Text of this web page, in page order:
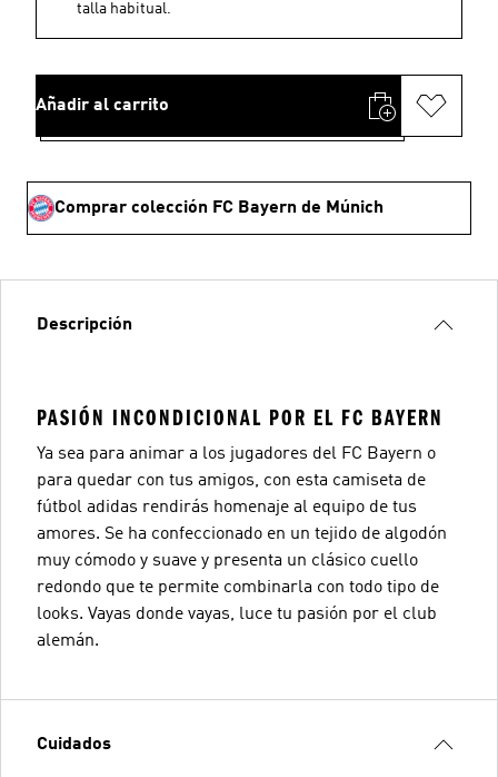
talla habitual.
Añadir al carrito
Comprar colección FC Bayern de Múnich
Descripción
PASIÓN INCONDICIONAL POR EL FC BAYERN
Ya sea para animar a los jugadores del FC Bayern o
para quedar con tus amigos, con esta camiseta de
fútbol adidas rendirás homenaje al equipo de tus
amores. Se ha confeccionado en un tejido de algodón
muy cómodo y suave y presenta un clásico cuello
redondo que te permite combinarla con todo tipo de
looks. Vayas donde vayas, luce tu pasión por el club
alemán.
Cuidados